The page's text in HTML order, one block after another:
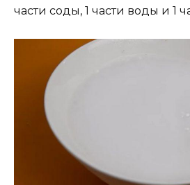
части соды, 1 части воды и 1